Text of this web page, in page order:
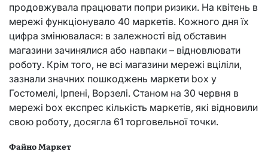
продовжувала працювати попри ризики. На квітень в
мережі функціонувало 40 маркетів. Кожного дня їх
цифра змінювалася: в залежності від обставин
магазини зачинялися або навпаки – відновлювати
роботу. Крім того, не всі магазини мережі вціліли,
зазнали значних пошкоджень маркети box у
Гостомелі, Ірпені, Ворзелі. Станом на 30 червня в
мережі box експрес кількість маркетів, які відновили
свою роботу, досягла 61 торговельної точки.
Файно Маркет